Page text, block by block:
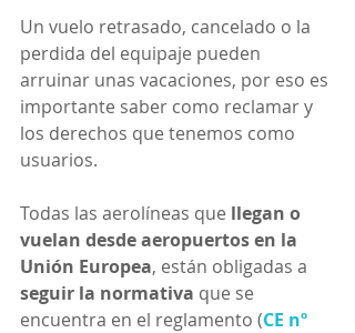
Un vuelo retrasado, cancelado o la
perdida del equipaje pueden
arruinar unas vacaciones, por eso es
importante saber como reclamar y
los derechos que tenemos como
usuarios.
Todas las aerolíneas que llegan o
vuelan desde aeropuertos en la
Unión Europea, están obligadas a
seguir la normativa que se
encuentra en el reglamento (CE nº